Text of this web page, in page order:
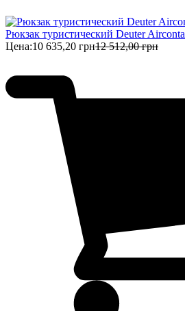
Рюкзак туристический Deuter
Цена:10 635,20 грн12 512,00 грн